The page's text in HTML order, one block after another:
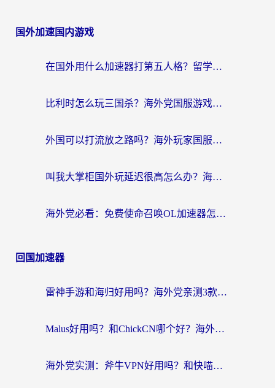
国外加速国内游戏
在国外用什么加速器打第五人格？留学生亲测：这6个功能才是关键！
比利时怎么玩三国杀？海外党国服游戏加速器终极指南（附问道CODOL优化方案）
外国可以打流放之路吗？海外玩家国服游戏畅玩终极指南（附实测推荐）
叫我大掌柜国外玩延迟很高怎么办？海外党亲测的国服游戏加速全攻略
海外党必看：免费使命召唤OL加速器怎么选？3个国服游戏加速痛点一次性解决
回国加速器
雷神手游和海归好用吗？海外党亲测3款热门回国加速器+番茄加速器深度体验
Malus好用吗？和ChickCN哪个好？海外党亲测：选对回国加速器，追剧游戏不卡顿
海外党实测：斧牛VPN好用吗？和快喵VPN对比哪个回国效果更好？附3款热门加速器深度分析